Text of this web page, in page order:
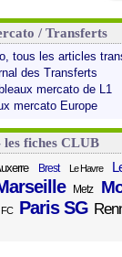
/ Transferts
tous les articles
des Transferts
mercato de L1
mercato Europe
les fiches CLUB
Brest Le Havre
Metz
FC Paris SG